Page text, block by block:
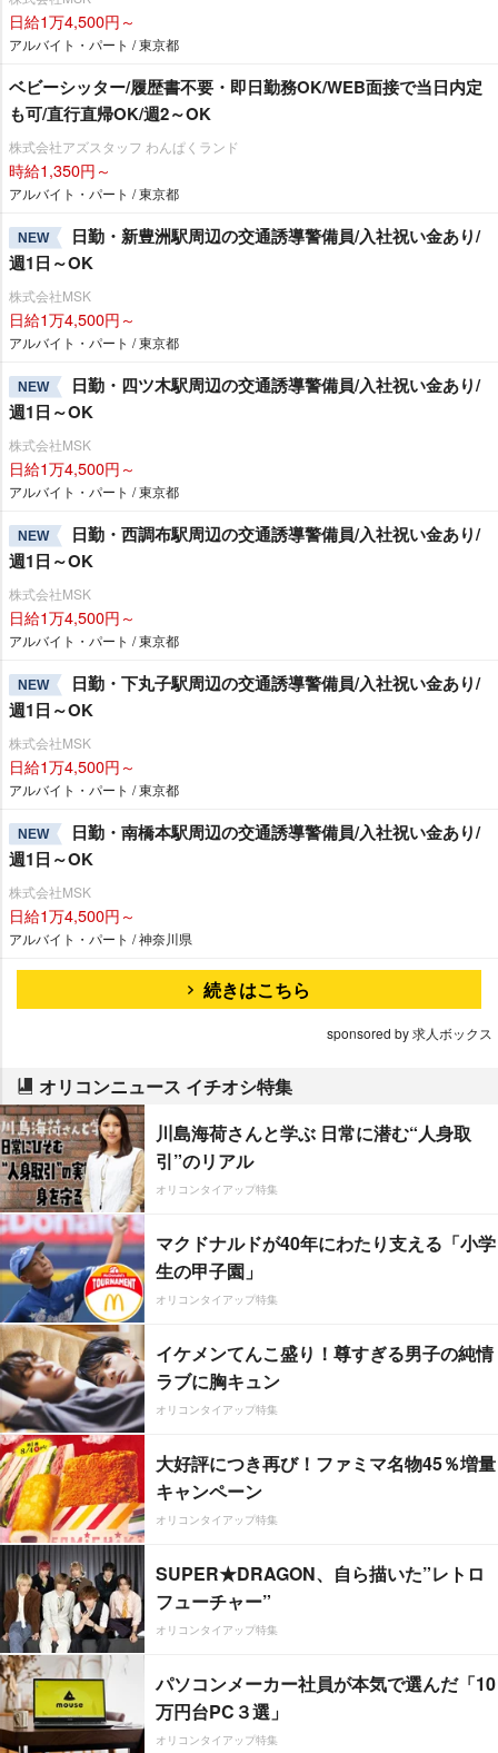
日給1万4,500円～
アルバイト・パート / 東京都
ベビーシッター/履歴書不要・即日勤務OK/WEB面接で当日内定
も可/直行直帰OK/週2～OK
株式会社アズスタッフ わんぱくランド
時給1,350円～
アルバイト・パート / 東京都
NEW
日勤・新豊洲駅周辺の交通誘導警備員/入社祝い金あり/
週1日～OK
株式会社MSK
日給1万4,500円～
アルバイト・パート / 東京都
NEW
日勤・四ツ木駅周辺の交通誘導警備員/入社祝い金あり/
週1日～OK
株式会社MSK
日給1万4,500円～
アルバイト・パート / 東京都
NEW
日勤・西調布駅周辺の交通誘導警備員/入社祝い金あり/
週1日～OK
株式会社MSK
日給1万4,500円～
アルバイト・パート / 東京都
NEW
日勤・下丸子駅周辺の交通誘導警備員/入社祝い金あり/
週1日～OK
株式会社MSK
日給1万4,500円～
アルバイト・パート / 東京都
NEW
日勤・南橋本駅周辺の交通誘導警備員/入社祝い金あり/
週1日～OK
株式会社MSK
日給1万4,500円～
アルバイト・パート / 神奈川県
続きはこちら
sponsored by 求人ボックス
オリコンニュース イチオシ特集
川島海荷さんと学ぶ 日常に潜む“人身取
引”のリアル
オリコンタイアップ特集
マクドナルドが40年にわたり支える「小学
生の甲子園」
オリコンタイアップ特集
イケメンてんこ盛り！尊すぎる男子の純情
ラブに胸キュン
オリコンタイアップ特集
大好評につき再び！ファミマ名物45％増量
キャンペーン
オリコンタイアップ特集
SUPER★DRAGON、自ら描いた”レトロ
フューチャー”
オリコンタイアップ特集
パソコンメーカー社員が本気で選んだ「10
万円台PC３選」
オリコンタイアップ特集